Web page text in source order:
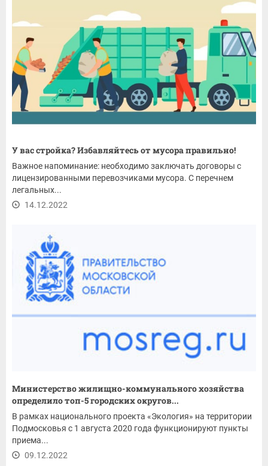
У вас стройка? Избавляйтесь от мусора правильно!
Важное напоминание: необходимо заключать договоры с
лицензированными перевозчиками мусора. С перечнем
легальных...
14.12.2022
Министерство жилищно-коммунального хозяйства
определило топ-5 городских округов...
В рамках национального проекта «Экология» на территории
Подмосковья с 1 августа 2020 года функционируют пункты
приема...
09.12.2022